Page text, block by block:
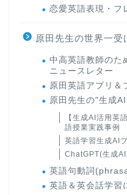
恋愛英語表現・フ
原田先生の世界一受
中高英語教師のた
ニュースレター
原田英語アプリ＆
原田先生の"生成
【生成AI活用英
語授業実践事例
英語学習生成AI
ChatGPT(生成
英語句動詞
英語＆英会話学習